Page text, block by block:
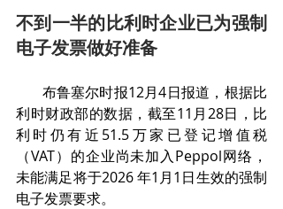
不到一半的比利时企业已为强制
电子发票做好准备
布鲁塞尔时报12月4日报道，根据比
利时财政部的数据，截至11月28日，比
利时仍有近51.5万家已登记增值税
（VAT）的企业尚未加入Peppol网络，
未能满足将于2026 年1月1日生效的强制
电子发票要求。